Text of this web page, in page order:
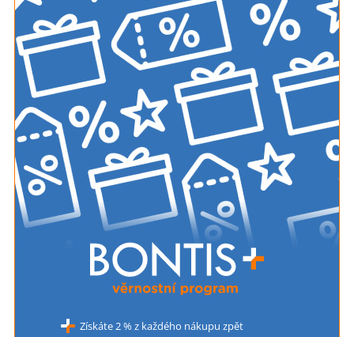
Získáte 2 % z každého nákupu zpět